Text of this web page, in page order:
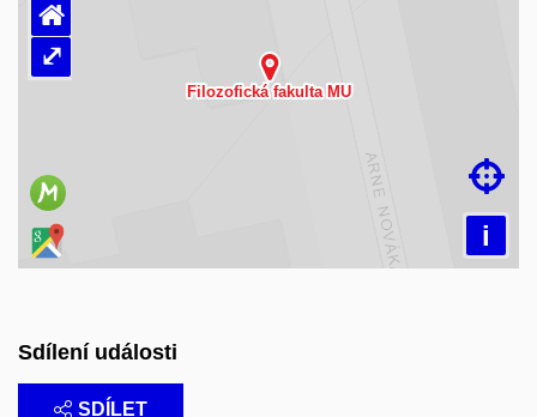
Načítám mapu…
i

⌂
⤢
Sdílení události
SDÍLET